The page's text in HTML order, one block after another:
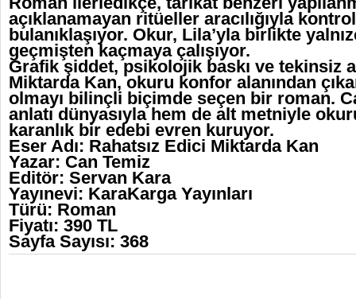
açıklanamayan ritüeller aracılığıyla
bulanıklaşıyor. Okur, Lila’yla birlikte
geçmişten kaçmaya çalışıyor.
Grafik şiddet, psikolojik baskı ve tekinsiz
Miktarda Kan, okuru konfor alanından
olmayı bilinçli biçimde seçen bir roman.
anlatı dünyasıyla hem de alt metniyle
karanlık bir edebi evren kuruyor.
Eser Adı: Rahatsız Edici Miktarda Kan
Yazar: Can Temiz
Editör: Servan Kara
Yayınevi: KaraKarga Yayınları
Türü: Roman
Fiyatı: 390 TL
Sayfa Sayısı: 368